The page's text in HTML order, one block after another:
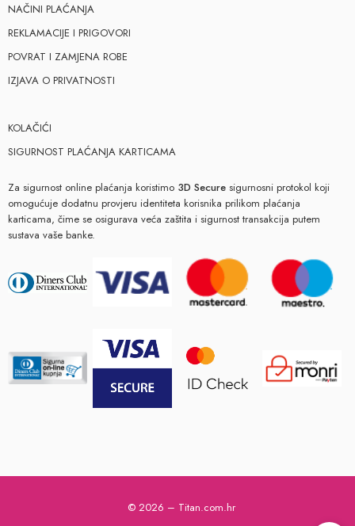
NAČINI PLAĆANJA
REKLAMACIJE I PRIGOVORI
POVRAT I ZAMJENA ROBE
IZJAVA O PRIVATNOSTI
KOLAČIĆI
SIGURNOST PLAĆANJA KARTICAMA
Za sigurnost online plaćanja koristimo 3D Secure sigurnosni protokol koji
omogućuje dodatnu provjeru identiteta korisnika prilikom plaćanja
karticama, čime se osigurava veća zaštita i sigurnost transakcija putem
sustava vaše banke.
© 2026 – Titan.com.hr